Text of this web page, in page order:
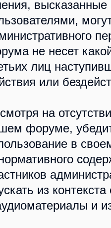
не несет
лиц
или
на
форуме,
в
из
и